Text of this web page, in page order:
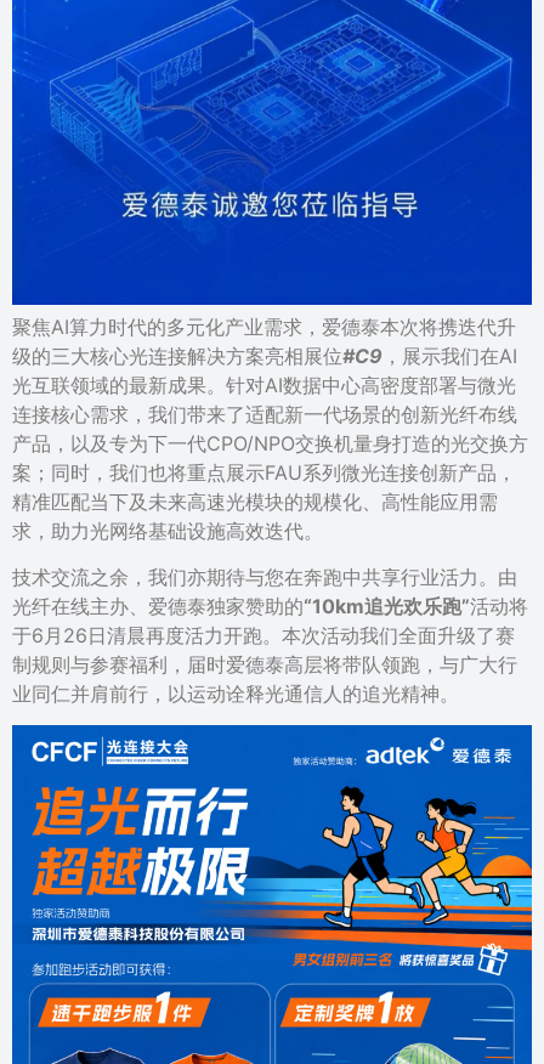
聚焦AI算力时代的多元化产业需求，爱德泰本次将携迭代升
级的三大核心光连接解决方案亮相展位#C9 ，展示我们在AI
光互联领域的最新成果。针对AI数据中心高密度部署与微光
连接核心需求，我们带来了适配新一代场景的创新光纤布线
产品，以及专为下一代CPO/NPO交换机量身打造的光交换方
案；同时，我们也将重点展示FAU系列微光连接创新产品，
精准匹配当下及未来高速光模块的规模化、高性能应用需
求，助力光网络基础设施高效迭代。
技术交流之余，我们亦期待与您在奔跑中共享行业活力。由
光纤在线主办、爱德泰独家赞助的“10km追光欢乐跑”活动将
于6月26日清晨再度活力开跑。本次活动我们全面升级了赛
制规则与参赛福利，届时爱德泰高层将带队领跑，与广大行
业同仁并肩前行，以运动诠释光通信人的追光精神。